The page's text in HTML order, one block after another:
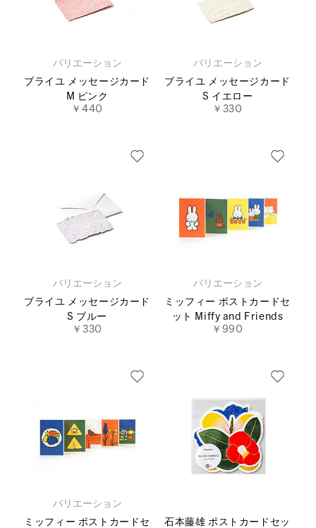
バリエーション
ブライユ メッセージカード
M ピンク
￥440
バリエーション
ブライユ メッセージカード
S イエロー
￥330
バリエーション
ブライユ メッセージカード
S ブルー
￥330
バリエーション
ミッフィー ポストカードセ
ット Miffy and Friends
￥990
バリエーション
ミッフィー ポストカードセ
石本藤雄 ポストカードセッ